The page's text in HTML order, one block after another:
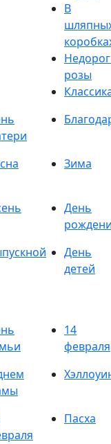
В
розы
Зима
День
День
детей
14
февраля
Пасха